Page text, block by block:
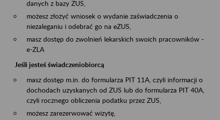
danych z bazy ZUS,
możesz złożyć wniosek o wydanie zaświadczenia o
niezaleganiu i odebrać go na eZUS,
masz dostęp do zwolnień lekarskich swoich pracowników -
e-ZLA
Jeśli jesteś świadczeniobiorcą
masz dostęp m.in. do formularza PIT 11A, czyli informacji o
dochodach uzyskanych od ZUS lub do formularza PIT 40A,
czyli rocznego obliczenia podatku przez ZUS,
możesz zarezerwować wizytę,